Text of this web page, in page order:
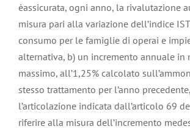
èassicurata, ogni anno, la rivalutazione
misura pari alla variazione dell’indice
consumo per le famiglie di operai e
alternativa, b) un incremento annuale in
massimo, all’1,25% calcolato
stesso trattamento per l’anno
l’articolazione indicata dall’articolo 69
riferire alla misura dell’incremento